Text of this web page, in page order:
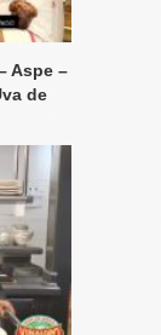
Aspe –
de